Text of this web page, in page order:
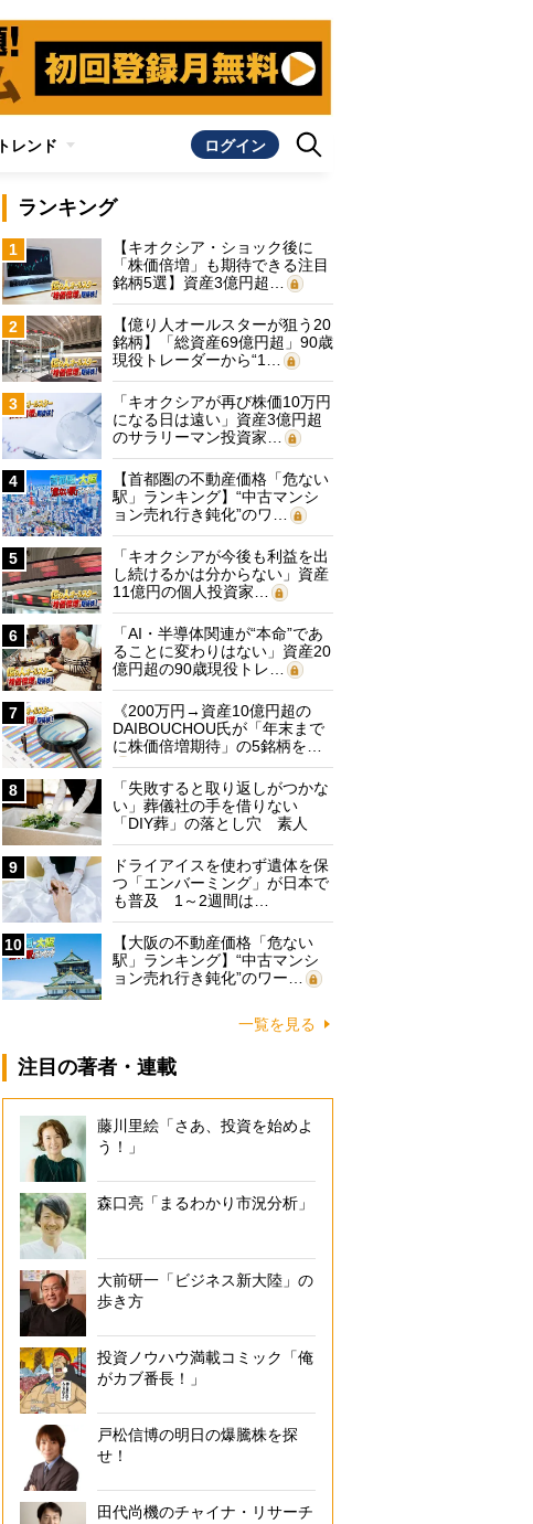
トレンド ログイン
ランキング
1
【キオクシア・ショック後に
「株価倍増」も期待できる注目
銘柄5選】資産3億円超…
2
【億り人オールスターが狙う20
銘柄】「総資産69億円超」90歳
現役トレーダーから“1…
3
「キオクシアが再び株価10万円
になる日は遠い」資産3億円超
のサラリーマン投資家…
4
【首都圏の不動産価格「危ない
駅」ランキング】“中古マンシ
ョン売れ行き鈍化”のワ…
5
「キオクシアが今後も利益を出
し続けるかは分からない」資産
11億円の個人投資家…
6
「AI・半導体関連が“本命”であ
ることに変わりはない」資産20
億円超の90歳現役トレ…
7
《200万円→資産10億円超の
DAIBOUCHOU氏が「年末まで
に株価倍増期待」の5銘柄を…
8
「失敗すると取り返しがつかな
い」葬儀社の手を借りない
「DIY葬」の落とし穴 素人
に…
9
ドライアイスを使わず遺体を保
つ「エンバーミング」が日本で
も普及 1～2週間は…
10
【大阪の不動産価格「危ない
駅」ランキング】“中古マンシ
ョン売れ行き鈍化”のワー…
一覧を見る
注目の著者・連載
藤川里絵「さあ、投資を始めよ
う！」
森口亮「まるわかり市況分析」
大前研一「ビジネス新大陸」の
歩き方
投資ノウハウ満載コミック「俺
がカブ番長！」
戸松信博の明日の爆騰株を探
せ！
田代尚機のチャイナ・リサーチ